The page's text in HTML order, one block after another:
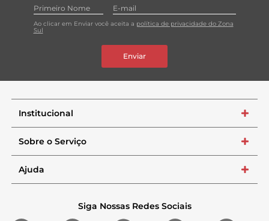
Ao clicar em Enviar você aceita a política de privacidade do Zona
Sul
Enviar
Institucional +
Sobre o Serviço +
Ajuda +
Siga Nossas Redes Sociais